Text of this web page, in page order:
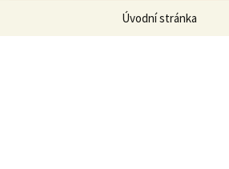
Přejít
Úvodní stránka